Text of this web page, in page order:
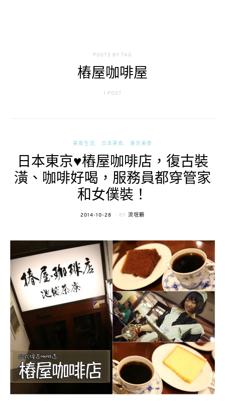
POSTS BY TAG
樁屋咖啡屋
1 POST
美食生活 日本美食 東京美食
日本東京♥樁屋咖啡店，復古裝
潢、咖啡好喝，服務員都穿管家
和女僕裝！
POSTED
2014-10-28 BY 流氓顆